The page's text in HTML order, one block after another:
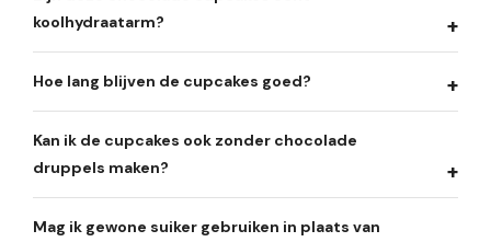
koolhydraatarm?
Hoe lang blijven de cupcakes goed?
Kan ik de cupcakes ook zonder chocolade
druppels maken?
Mag ik gewone suiker gebruiken in plaats van